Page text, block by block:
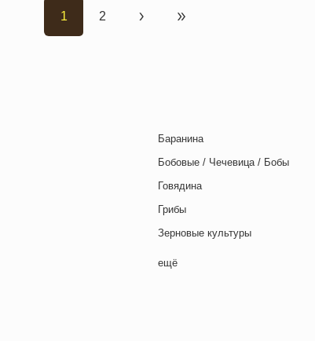
Текущая страница
1
Страница
2
Следующая страница
Последняя страница
Баранина
Бобовые / Чечевица / Бобы
Говядина
Грибы
Зерновые культуры
Картофель
ещё